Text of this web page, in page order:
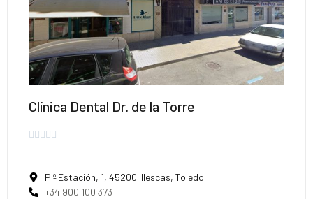
Clínica Dental Dr. de la Torre
    
P.º Estación, 1, 45200 Illescas, Toledo
+34 900 100 373